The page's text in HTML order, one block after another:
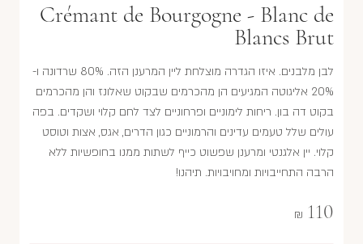
Crémant de Bourgogne - Blanc de
Blancs Brut
לבן מלבנים. איזו הגדרה מוצלחת ליין המרענן הזה. 80% שרדונה ו-
20% אליגוטה המגיעים הן מהכרמים שבקוט שאלונז והן מהכרמים
בקוט דה בון. ריחות לימוניים ופרחוניים לצד לחם קלוי ושקדים. בפה
עולים שלל טעמים עדינים והרמוניים כגון הדרים, אגס, אצות וטוסט
קלוי. יין אלגנטי ומרענן שפשוט כייף לשתות ממנו בחופשיות ללא
הרבה התחייבויות ומחויבויות. תיהנו!
110
₪